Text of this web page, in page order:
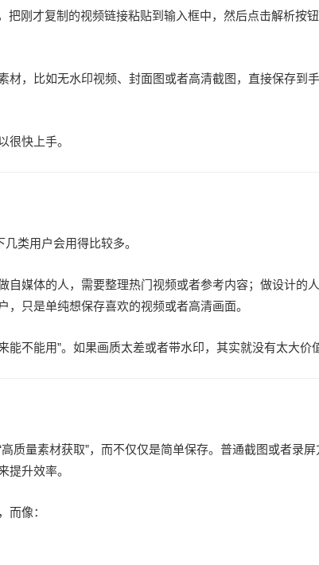
刚才复制的视频链接粘贴到输入框中，然后点击解析按钮
，比如无水印视频、封面图或者高清截图，直接保存到
很快上手。
类用户会用得比较多。
媒体的人，需要整理热门视频或者参考内容；做设计的人
只是单纯想保存喜欢的视频或者高清画面。
不能用”。如果画质太差或者带水印，其实就没有太大价
质量素材获取”，而不仅仅是简单保存。普通截图或者录屏
提升效率。
而像：